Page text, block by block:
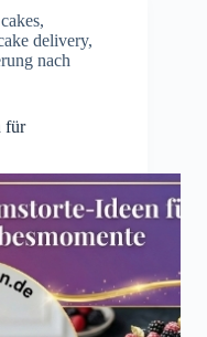
,
delivery,
nach
für